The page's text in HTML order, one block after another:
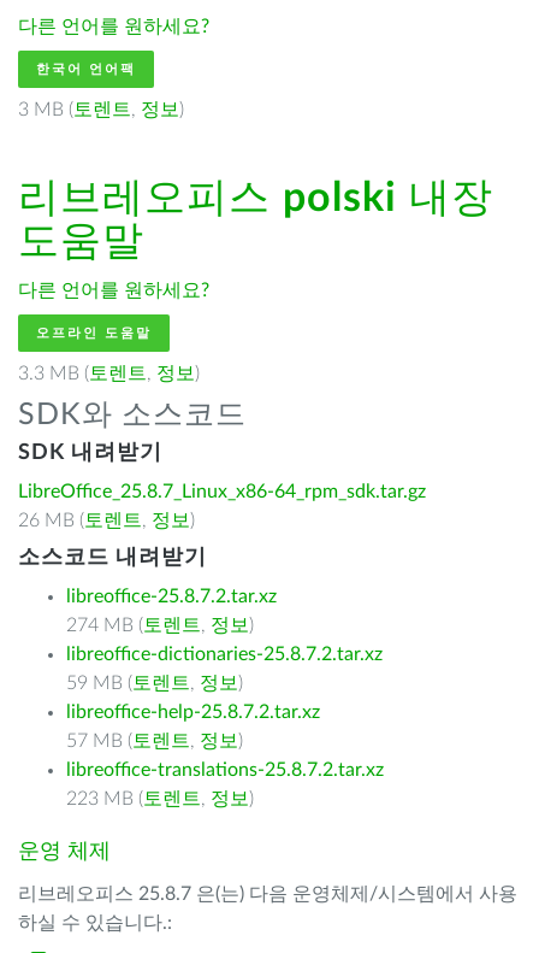
다른 언어를 원하세요?
한국어 언어팩
3 MB ( 토렌트, 정보 )
리브레오피스 polski 내장
도움말
다른 언어를 원하세요?
오프라인 도움말
3.3 MB ( 토렌트, 정보 )
SDK와 소스코드
SDK 내려받기
LibreOffice_25.8.7_Linux_x86-64_rpm_sdk.tar.gz
26 MB ( 토렌트, 정보 )
소스코드 내려받기
libreoffice-25.8.7.2.tar.xz
274 MB ( 토렌트, 정보 )
libreoffice-dictionaries-25.8.7.2.tar.xz
59 MB ( 토렌트, 정보 )
libreoffice-help-25.8.7.2.tar.xz
57 MB ( 토렌트, 정보 )
libreoffice-translations-25.8.7.2.tar.xz
223 MB ( 토렌트, 정보 )
운영 체제
리브레오피스 25.8.7 은(는) 다음 운영체제/시스템에서 사용
하실 수 있습니다.: